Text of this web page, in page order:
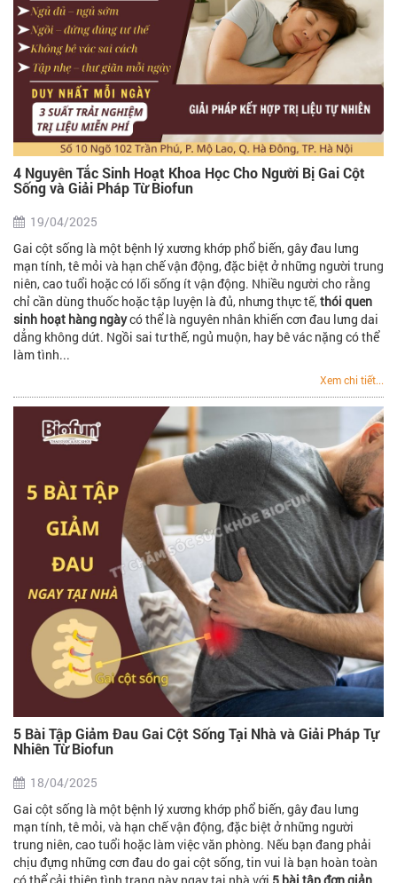
4 Nguyên Tắc Sinh Hoạt Khoa Học Cho Người Bị Gai Cột
Sống và Giải Pháp Từ Biofun
19/04/2025
Gai cột sống là một bệnh lý xương khớp phổ biến, gây đau lưng
mạn tính, tê mỏi và hạn chế vận động, đặc biệt ở những người trung
niên, cao tuổi hoặc có lối sống ít vận động. Nhiều người cho rằng
chỉ cần dùng thuốc hoặc tập luyện là đủ, nhưng thực tế,thói quen
sinh hoạt hàng ngàycó thể là nguyên nhân khiến cơn đau lưng dai
dẳng không dứt. Ngồi sai tư thế, ngủ muộn, hay bê vác nặng có thể
làm tình...
Xem chi tiết...
5 Bài Tập Giảm Đau Gai Cột Sống Tại Nhà và Giải Pháp Tự
Nhiên Từ Biofun
18/04/2025
Gai cột sống là một bệnh lý xương khớp phổ biến, gây đau lưng
mạn tính, tê mỏi, và hạn chế vận động, đặc biệt ở những người
trung niên, cao tuổi hoặc làm việc văn phòng. Nếu bạn đang phải
chịu đựng những cơn đau do gai cột sống, tin vui là bạn hoàn toàn